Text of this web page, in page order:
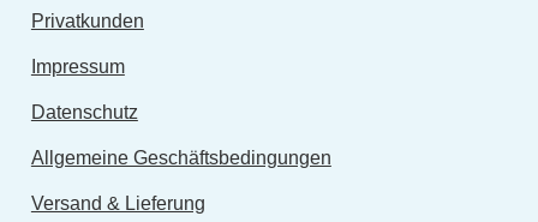
Privatkunden
Impressum
Datenschutz
Allgemeine Geschäftsbedingungen
Versand & Lieferung